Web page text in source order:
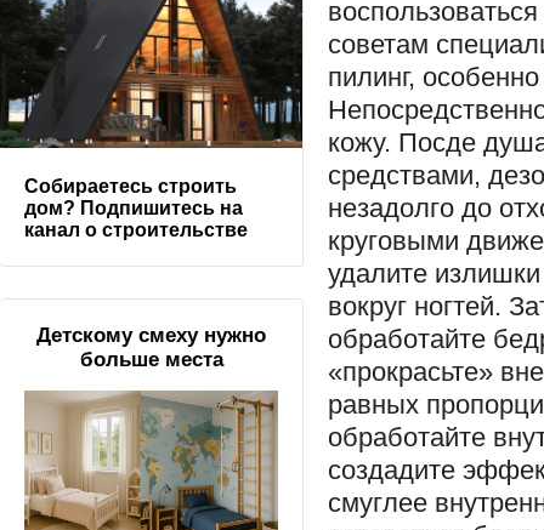
советам
пилинг,
кожу. Посде
средствами,
незадолго до
круговыми
удалите
вокруг ногтей.
обработайте
«прокрасьте»
равных
обработайте
создадите
смуглее
Собираетесь строить
дом? Подпишитесь на
канал о строительстве
Детскому смеху нужно
больше места